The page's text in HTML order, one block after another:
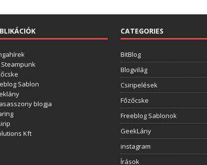
Steampunk
Sablon
blogja
Kft
CATEGORIES
BitBlog
Blogvilág
Csiripelések
Főzőcske
Freeblog Sablonok
GeekLány
instagram
Írások